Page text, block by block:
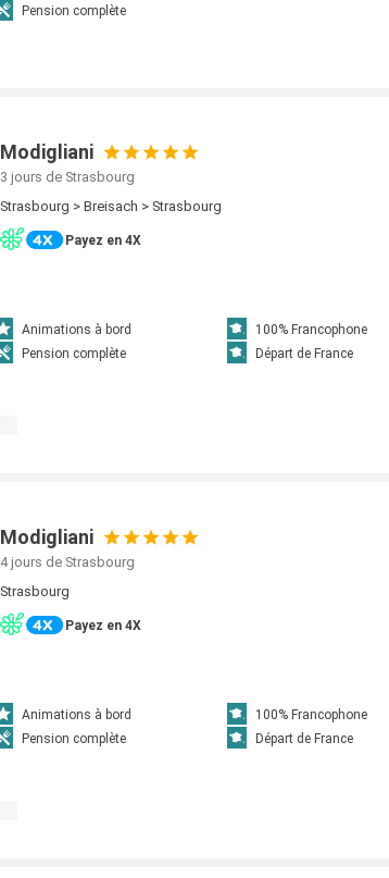
Pension complète
Modigliani
3 jours de Strasbourg
Strasbourg > Breisach > Strasbourg
Payez en 4X
Animations à bord
100% Francophone
Pension complète
Départ de France
Modigliani
4 jours de Strasbourg
Strasbourg
Payez en 4X
Animations à bord
100% Francophone
Pension complète
Départ de France